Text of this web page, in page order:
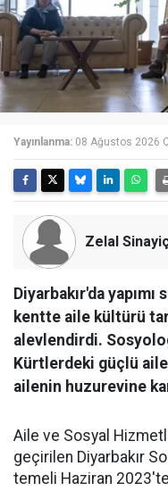
Yayınlanma: 08 Ağustos 2026
Zelal
Diyarbakır'da
kentte aile kültürü
alevlendirdi.
Kürtlerdeki güçlü
ailenin huzurevine
Aile ve Sosyal
geçirilen Diyarbakır
temeli Haziran 2023'te